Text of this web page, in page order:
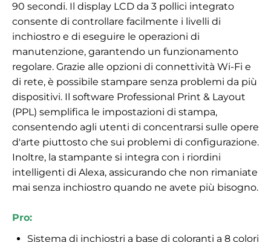
90 secondi. Il display LCD da 3 pollici integrato
consente di controllare facilmente i livelli di
inchiostro e di eseguire le operazioni di
manutenzione, garantendo un funzionamento
regolare. Grazie alle opzioni di connettività Wi-Fi e
di rete, è possibile stampare senza problemi da più
dispositivi. Il software Professional Print & Layout
(PPL) semplifica le impostazioni di stampa,
consentendo agli utenti di concentrarsi sulle opere
d'arte piuttosto che sui problemi di configurazione.
Inoltre, la stampante si integra con i riordini
intelligenti di Alexa, assicurando che non rimaniate
mai senza inchiostro quando ne avete più bisogno.
Pro:
Sistema di inchiostri a base di coloranti a 8 colori